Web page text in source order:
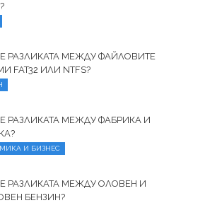
РАЗЛИКАТА МЕЖДУ ФАЙЛОВИТЕ
FAT32 ИЛИ NTFS?
РАЗЛИКАТА МЕЖДУ ФАБРИКА И
И БИЗНЕС
РАЗЛИКАТА МЕЖДУ ОЛОВЕН И
БЕНЗИН?